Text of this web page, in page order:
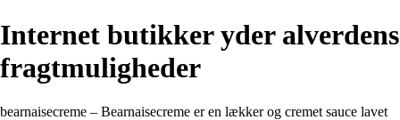
Internet butikker yder alverdens
fragtmuligheder
bearnaisecreme – Bearnaisecreme er en lækker og cremet sauce lavet